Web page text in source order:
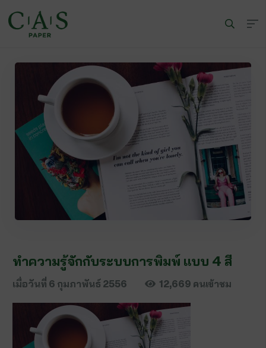
ทำความรู้จักกับระบบการพิมพ์ แบบ 4 สี
เมื่อวันที่ 6 กุมภาพันธ์ 2556 12,669 คนเข้าชม